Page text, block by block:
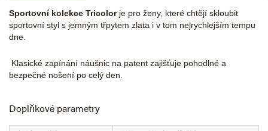
Sportovní kolekce Tricolorje pro ženy, které chtějí skloubit
sportovní styl s jemným třpytem zlata i v tom nejrychlejším tempu
dne.
Klasické zapínání náušnic na patent zajišťuje pohodlné a
bezpečné nošení po celý den.
Doplňkové parametry